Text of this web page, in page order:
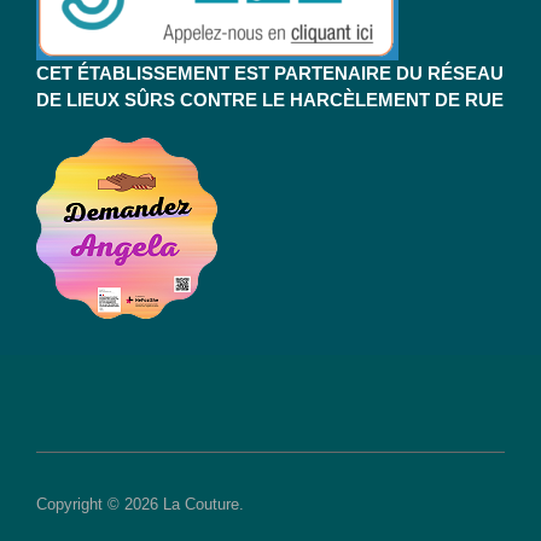
CET ÉTABLISSEMENT EST PARTENAIRE DU RÉSEAU
DE LIEUX SÛRS CONTRE LE HARCÈLEMENT DE RUE
Copyright © 2026 La Couture.